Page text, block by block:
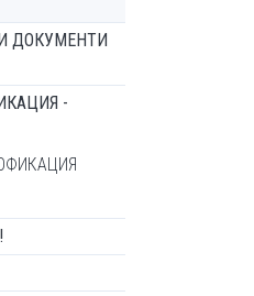
ДОКУМЕНТИ
-